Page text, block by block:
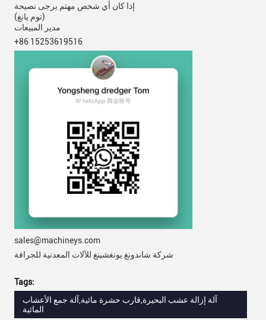
إذا كان أي شخص مهتم يرجى نصيحة
(توم يانغ)
مدير المبيعات
+86 15253619516
sales@machineys.com
شركة شاندونغ يونغشينغ للآلات المعدنية للجرافة
Tags:
آلة إزالة عشب البحيرة,قارب حشرة مائية,آلة جمع الأعشاب
المائية